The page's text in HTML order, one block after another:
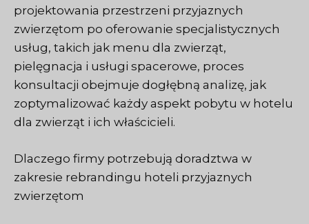
projektowania przestrzeni przyjaznych
zwierzętom po oferowanie specjalistycznych
usług, takich jak menu dla zwierząt,
pielęgnacja i usługi spacerowe, proces
konsultacji obejmuje dogłębną analizę, jak
zoptymalizować każdy aspekt pobytu w hotelu
dla zwierząt i ich właścicieli.
Dlaczego firmy potrzebują doradztwa w
zakresie rebrandingu hoteli przyjaznych
zwierzętom